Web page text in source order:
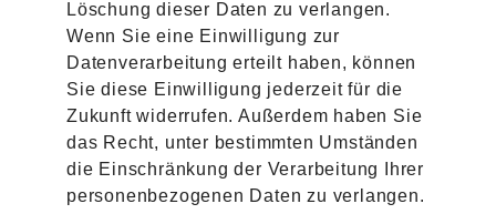
Löschung dieser Daten zu verlangen.
Wenn Sie eine Einwilligung zur
Datenverarbeitung erteilt haben, können
Sie diese Einwilligung jederzeit für die
Zukunft widerrufen. Außerdem haben Sie
das Recht, unter bestimmten Umständen
die Einschränkung der Verarbeitung Ihrer
personenbezogenen Daten zu verlangen.